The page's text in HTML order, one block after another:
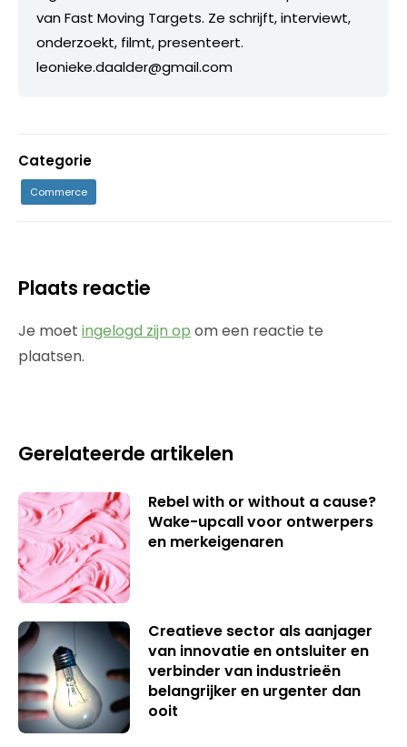
van Fast Moving Targets. Ze schrijft, interviewt,
onderzoekt, filmt, presenteert.
leonieke.daalder@gmail.com
Categorie
Commerce
Plaats reactie
Je moet ingelogd zijn op om een reactie te
plaatsen.
Gerelateerde artikelen
Rebel with or without a cause?
Wake-upcall voor ontwerpers
en merkeigenaren
Creatieve sector als aanjager
van innovatie en ontsluiter en
verbinder van industrieën
belangrijker en urgenter dan
ooit